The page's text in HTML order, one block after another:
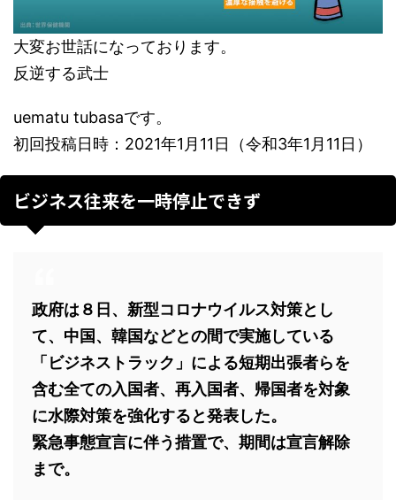
大変お世話になっております。
反逆する武士
uematu tubasaです。
初回投稿日時：2021年1月11日（令和3年1月11日）
ビジネス往来を一時停止できず
政府は８日、新型コロナウイルス対策とし
て、中国、韓国などとの間で実施している
「ビジネストラック」による短期出張者らを
含む全ての入国者、再入国者、帰国者を対象
に水際対策を強化すると発表した。
緊急事態宣言に伴う措置で、期間は宣言解除
まで。